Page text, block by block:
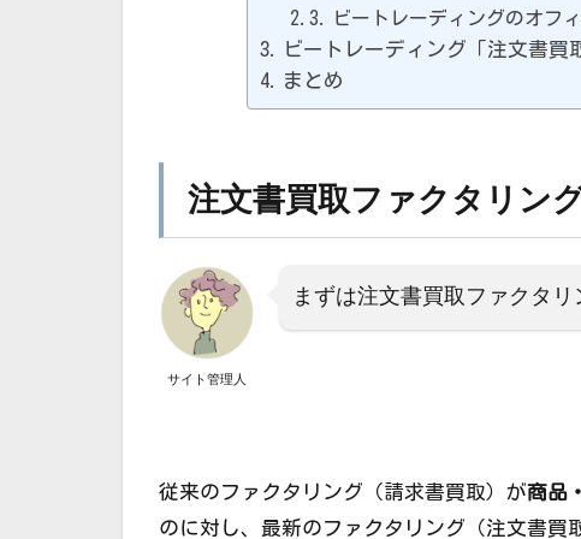
ビートレーディングのオフ
ビートレーディング「注文書
まとめ
注文書買取ファクタリン
サイト管理人
まずは注文書買取ファクタ
従来のファクタリング（請求書買取）が商品
のに対し、最新のファクタリング（注文書買